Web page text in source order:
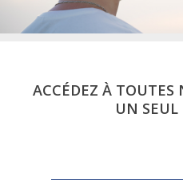
ACCÉDEZ À TOUTES
UN SEUL